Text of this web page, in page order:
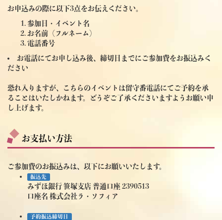
お申込みの際に以下3点をお伝えください。
参加日・イベント名
お名前（フルネーム）
電話番号
お電話にてお申し込み後、締切日までにご参加費をお振込みく
ださい
恐れ入りますが、こちらのイベントは留守番電話にてご予約を承
ることはいたしかねます。どうぞご了承くださいますようお願い申
し上げます。
お支払い方法
ご参加費のお振込みは、以下にお願いいたします。
振込先
みずほ銀行 笹塚支店 普通口座 2390513
口座名 株式会社ラ・ソフィア
予約振込締切日